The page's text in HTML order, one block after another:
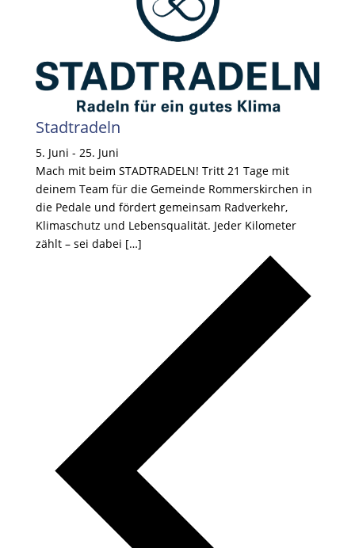
Stadtradeln
5. Juni - 25. Juni
Mach mit beim STADTRADELN! Tritt 21 Tage mit
deinem Team für die Gemeinde Rommerskirchen in
die Pedale und fördert gemeinsam Radverkehr,
Klimaschutz und Lebensqualität. Jeder Kilometer
zählt – sei dabei […]